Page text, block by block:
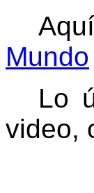
Mundo
Lo
video,